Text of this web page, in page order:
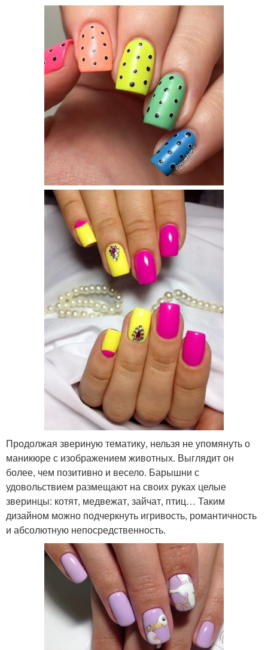
Продолжая звериную тематику, нельзя не упомянуть о
маникюре с изображением животных. Выглядит он
более, чем позитивно и весело. Барышни с
удовольствием размещают на своих руках целые
зверинцы: котят, медвежат, зайчат, птиц… Таким
дизайном можно подчеркнуть игривость, романтичность
и абсолютную непосредственность.